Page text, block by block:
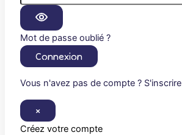
Mot de passe oublié ?
Connexion
Vous n'avez pas de compte ? S'inscrire
×
Créez votre compte